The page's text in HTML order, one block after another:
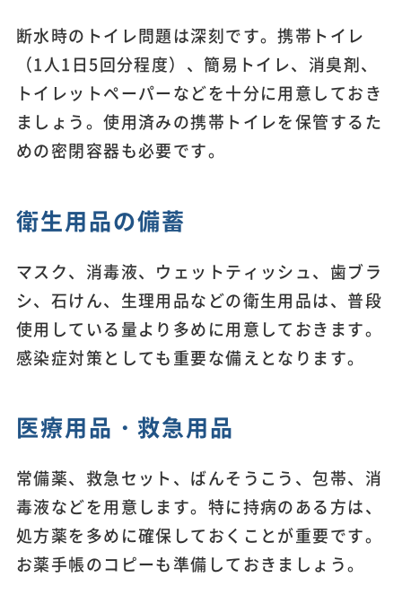
断水時のトイレ問題は深刻です。携帯トイレ
（1人1日5回分程度）、簡易トイレ、消臭剤、
トイレットペーパーなどを十分に用意しておき
ましょう。使用済みの携帯トイレを保管するた
めの密閉容器も必要です。
衛生用品の備蓄
マスク、消毒液、ウェットティッシュ、歯ブラ
シ、石けん、生理用品などの衛生用品は、普段
使用している量より多めに用意しておきます。
感染症対策としても重要な備えとなります。
医療用品・救急用品
常備薬、救急セット、ばんそうこう、包帯、消
毒液などを用意します。特に持病のある方は、
処方薬を多めに確保しておくことが重要です。
お薬手帳のコピーも準備しておきましょう。